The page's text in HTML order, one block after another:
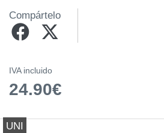
Compártelo
IVA incluido
24.90€
UNI